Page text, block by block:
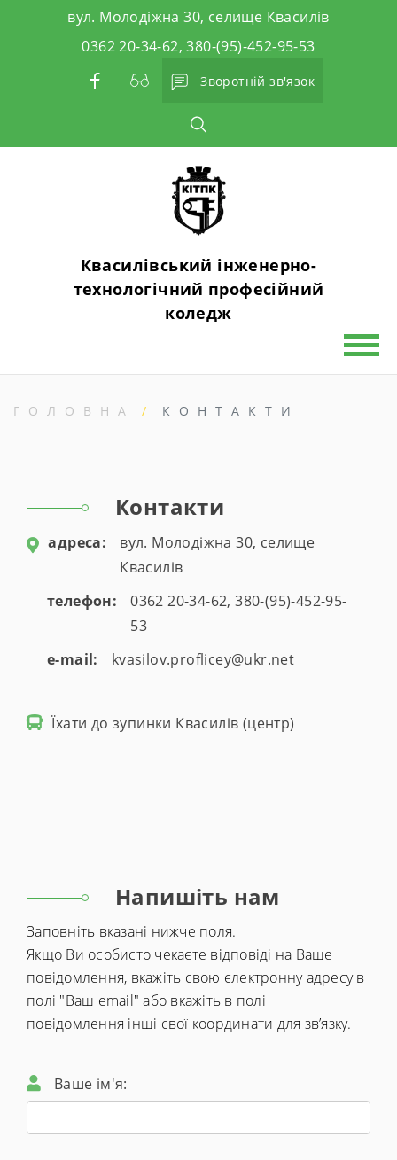
вул. Молодіжна 30, селище Квасилів
0362 20-34-62, 380-(95)-452-95-53
Зворотній зв'язок
Квасилівський інженерно-
технологічний професійний
коледж
ГОЛОВНА КОНТАКТИ
Контакти
aдресa:
вул. Молодіжна 30, селище
Квасилів
телефон:
0362 20-34-62, 380-(95)-452-95-
53
e-mail:
kvasilov.proflicey@ukr.net
Їхати до зупинки Квасилів (центр)
Напишіть нам
Заповніть вказані нижче поля.
Якщо Ви особисто чекаєте відповіді на Ваше
повідомлення, вкажіть свою єлектронну адресу в
полі "Ваш email" або вкажіть в полі
повідомлення інші свої координати для зв’язку.
Ваше ім'я: